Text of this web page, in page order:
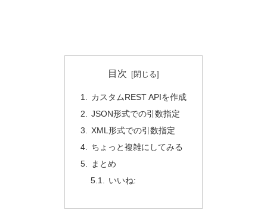
目次
カスタムREST APIを作成
JSON形式での引数指定
XML形式での引数指定
ちょっと複雑にしてみる
まとめ
いいね: